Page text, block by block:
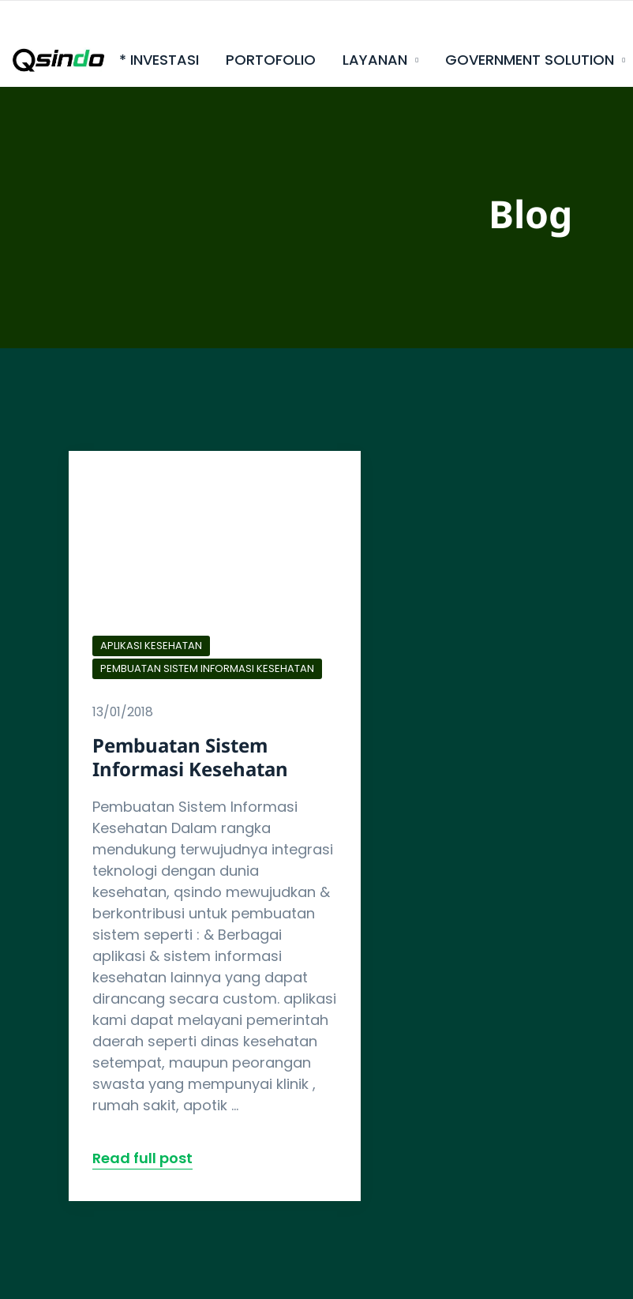
* INVESTASI PORTOFOLIO LAYANAN GOVERNMENT SOLUTION
Blog
APLIKASI KESEHATAN
PEMBUATAN SISTEM INFORMASI KESEHATAN
13/01/2018
Pembuatan Sistem
Informasi Kesehatan
Pembuatan Sistem Informasi
Kesehatan Dalam rangka
mendukung terwujudnya integrasi
teknologi dengan dunia
kesehatan, qsindo mewujudkan &
berkontribusi untuk pembuatan
sistem seperti : & Berbagai
aplikasi & sistem informasi
kesehatan lainnya yang dapat
dirancang secara custom. aplikasi
kami dapat melayani pemerintah
daerah seperti dinas kesehatan
setempat, maupun peorangan
swasta yang mempunyai klinik ,
rumah sakit, apotik …
Read full post